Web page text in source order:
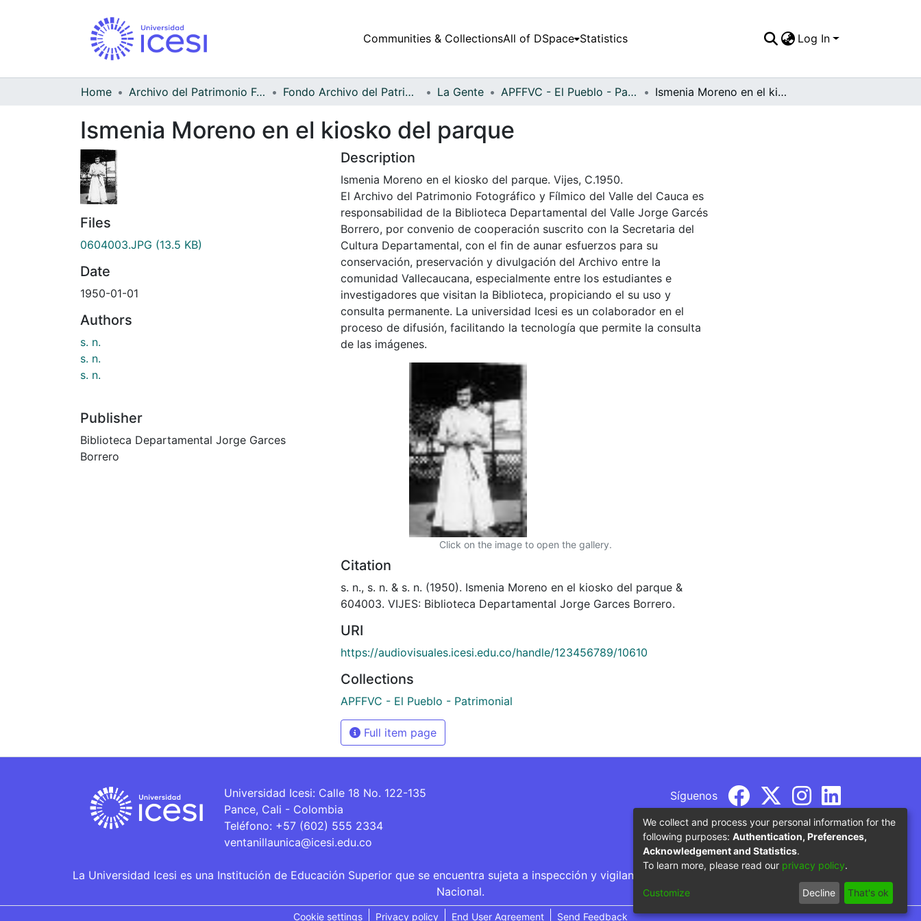
Communities & CollectionsAll of DSpace Statistics Log In
Home Archivo del Patrimonio Fotográfico y Fílmico del Valle del Cauca Fondo Archivo del Patrimonio Fotográfico y Fílmico del Valle del Cauca La Gente APFFVC - El Pueblo - Patrimonial Ismenia Moreno en el kiosko del parque
Ismenia Moreno en el kiosko del parque
Files
0604003.JPG (13.5 KB)
Date
1950-01-01
Authors
s. n.
s. n.
s. n.
Publisher
Biblioteca Departamental Jorge Garces
Borrero
Description
Ismenia Moreno en el kiosko del parque. Vijes, C.1950.
El Archivo del Patrimonio Fotográfico y Fílmico del Valle del Cauca es
responsabilidad de la Biblioteca Departamental del Valle Jorge Garcés
Borrero, por convenio de cooperación suscrito con la Secretaria del
Cultura Departamental, con el fin de aunar esfuerzos para su
conservación, preservación y divulgación del Archivo entre la
comunidad Vallecaucana, especialmente entre los estudiantes e
investigadores que visitan la Biblioteca, propiciando el su uso y
consulta permanente. La universidad Icesi es un colaborador en el
proceso de difusión, facilitando la tecnología que permite la consulta
de las imágenes.
Click on the image to open the gallery.
Citation
s. n., s. n. & s. n. (1950). Ismenia Moreno en el kiosko del parque &
604003. VIJES: Biblioteca Departamental Jorge Garces Borrero.
URI
https://audiovisuales.icesi.edu.co/handle/123456789/10610
Collections
APFFVC - El Pueblo - Patrimonial
Full item page
Universidad Icesi: Calle 18 No. 122-135
Pance, Cali - Colombia
Teléfono: +57 (602) 555 2334
ventanillaunica@icesi.edu.co
Síguenos
La Universidad Icesi es una Institución de Educación Superior que se encuentra sujeta a inspección y vigilancia por parte del Ministerio de Educación
Nacional.
Cookie settings Privacy policy End User Agreement Send Feedback
We collect and process your personal information for the
following purposes: Authentication, Preferences,
Acknowledgement and Statistics.
To learn more, please read our privacy policy.
Customize Decline That's ok